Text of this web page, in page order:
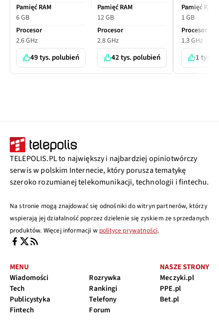
Pamięć RAM
6 GB
Procesor
2.6 GHz
49 tys. polubień
Pamięć RAM
12 GB
Procesor
2.8 GHz
42 tys. polubień
Pamięć RAM
1 GB
Procesor
1.3 GHz
1 tys.
TELEPOLIS.PL to największy i najbardziej opiniotwórczy
serwis w polskim Internecie, który porusza tematykę
szeroko rozumianej telekomunikacji, technologii i fintechu.
Na stronie mogą znajdować się odnośniki do witryn partnerów, którzy
wspierają jej działalność poprzez dzielenie się zyskiem ze sprzedanych
produktów. Więcej informacji w polityce prywatności.
MENU
Wiadomości
Tech
Publicystyka
Fintech
Rozrywka
Rankingi
Telefony
Forum
NASZE STRONY
Meczyki.pl
PPE.pl
Bet.pl